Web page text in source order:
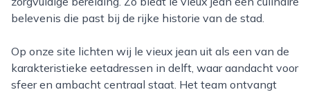
belevenis die past bij de rijke historie van de stad.
Op onze site lichten wij le vieux jean uit als een van de
karakteristieke eetadressen in delft, waar aandacht voor
sfeer en ambacht centraal staat. Het team ontvangt